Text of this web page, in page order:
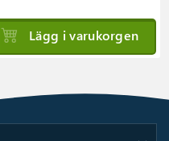
Lägg i varukorgen